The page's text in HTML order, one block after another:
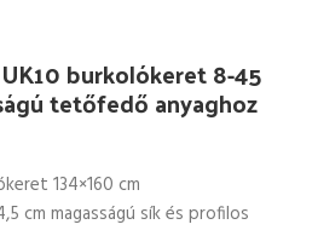
burkolókeret 8-45
tetőfedő anyaghoz
134×160 cm
cm magasságú sík és profilos